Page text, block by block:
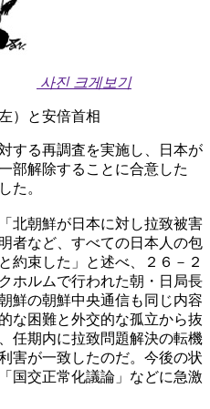
사진 크게보기
）と安倍首相
する再調査を実施し、日本が
部解除することに合意した
た。
北朝鮮が日本に対し拉致被害
者など、すべての日本人の包
約束した」と述べ、２６－２
ホルムで行われた朝・日局長
鮮の朝鮮中央通信も同じ内容
な困難と外交的な孤立から抜
任期内に拉致問題解決の転機
害が一致したのだ。今後の状
国交正常化議論」などに急激